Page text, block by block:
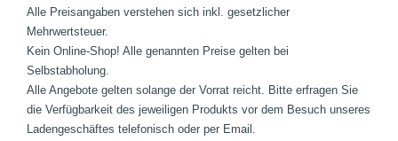
Alle Preisangaben verstehen sich inkl. gesetzlicher
Mehrwertsteuer.
Kein Online-Shop! Alle genannten Preise gelten bei
Selbstabholung.
Alle Angebote gelten solange der Vorrat reicht. Bitte erfragen Sie
die Verfügbarkeit des jeweiligen Produkts vor dem Besuch unseres
Ladengeschäftes telefonisch oder per Email.